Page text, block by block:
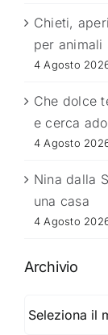
Chieti,
per animali
4 Agosto
Che dolce
e cerca
4 Agosto
Nina dalla
una casa
4 Agosto
Archivio